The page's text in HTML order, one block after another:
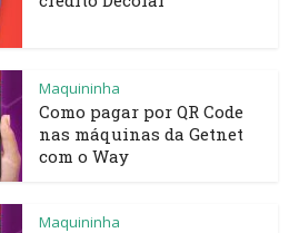
Maquininha
Como pagar por QR Code
nas máquinas da Getnet
com o Way
Maquininha